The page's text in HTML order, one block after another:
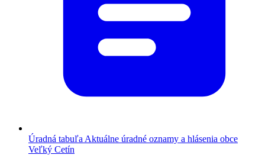
Úradná tabuľa Aktuálne úradné oznamy a hlásenia obce
Veľký Cetín